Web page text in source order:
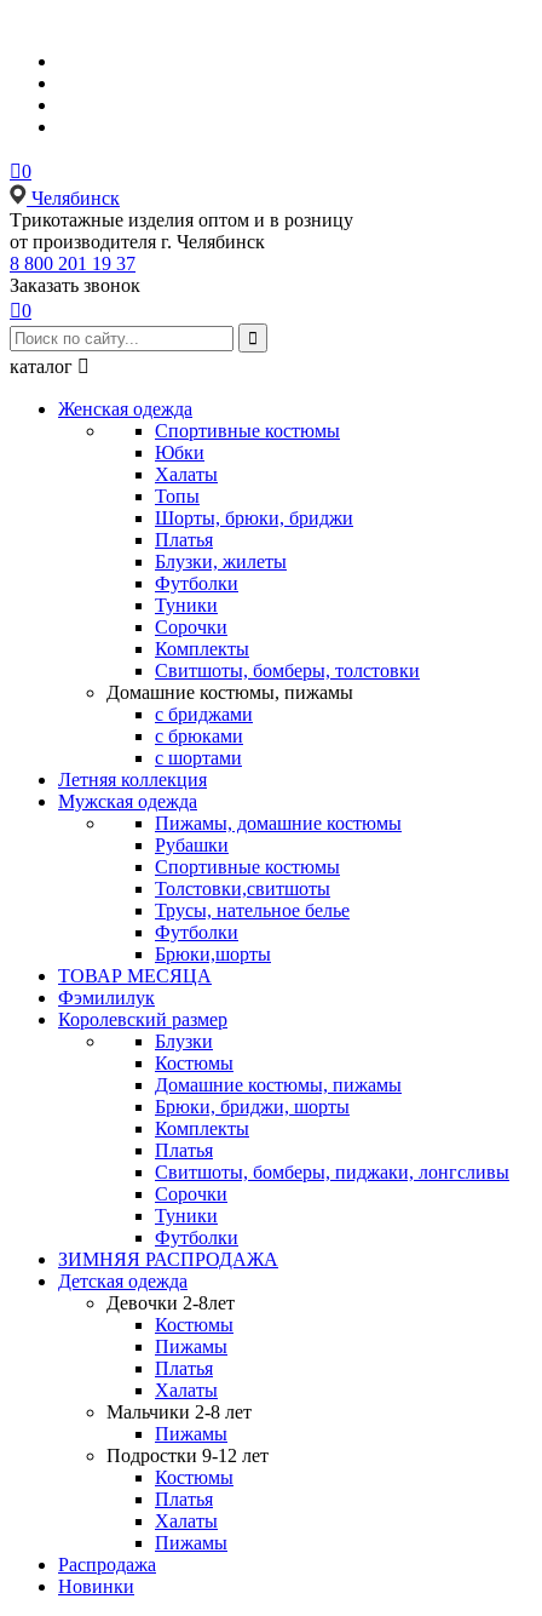
0
Челябинск
Tрикотажные изделия оптом и в розницу
от производителя г. Челябинск
8 800 201 19 37
Заказать звонок
0

каталог 
Женская одежда
Спортивные костюмы
Юбки
Халаты
Топы
Шорты, брюки, бриджи
Платья
Блузки, жилеты
Футболки
Туники
Сорочки
Комплекты
Свитшоты, бомберы, толстовки
Домашние костюмы, пижамы
с бриджами
с брюками
с шортами
Летняя коллекция
Мужская одежда
Пижамы, домашние костюмы
Рубашки
Спортивные костюмы
Толстовки,свитшоты
Трусы, нательное белье
Футболки
Брюки,шорты
ТОВАР МЕСЯЦА
Фэмилилук
Королевский размер
Блузки
Костюмы
Домашние костюмы, пижамы
Брюки, бриджи, шорты
Комплекты
Платья
Свитшоты, бомберы, пиджаки, лонгсливы
Сорочки
Туники
Футболки
ЗИМНЯЯ РАСПРОДАЖА
Детская одежда
Девочки 2-8лет
Костюмы
Пижамы
Платья
Халаты
Мальчики 2-8 лет
Пижамы
Подростки 9-12 лет
Костюмы
Платья
Халаты
Пижамы
Распродажа
Новинки